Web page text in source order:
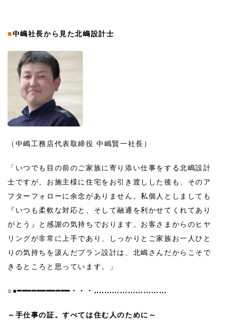
■中嶋社長から見た北嶋設計士
（中嶋工務店代表取締役 中嶋賢一社長）
「いつでも目の前のご家族に寄り添い仕事をする北嶋設計
士ですが、お施主様に住宅をお引き渡しした後も、そのア
フターフォローに余念がありません。私個人としましても
『いつも柔軟な対応と、そして融通を利かせてくれてあり
がとう』と感謝の気持ちでおります。お客さまからのヒヤ
リングが非常に上手であり、しっかりとご家族お一人ひと
りの気持ちを汲んだプラン設計は、北嶋さんだからこそで
きるところと思っています。」
○●━━━━━━━━━━━・・・‥‥……………………
～手仕事の証。すべては住む人のために～